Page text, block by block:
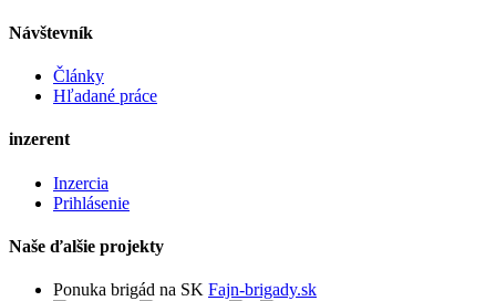
Návštevník
Články
Hľadané práce
inzerent
Inzercia
Prihlásenie
Naše ďalšie projekty
Ponuka brigád na SK Fajn-brigady.sk